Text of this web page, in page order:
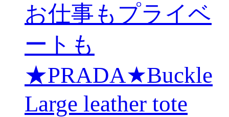
お仕事もプライベ
ートも
★PRADA★Buckle
Large leather tote